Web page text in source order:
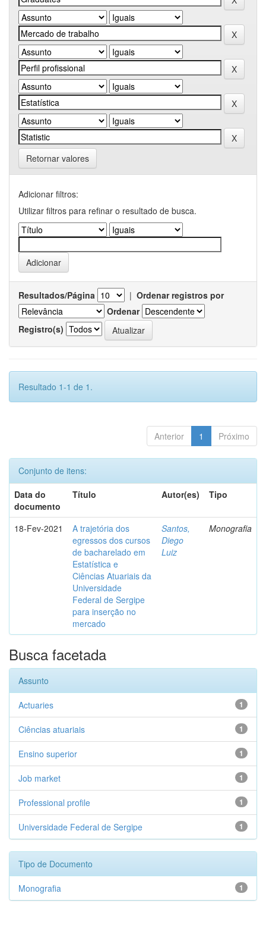
Retornar valores
Adicionar filtros:
Utilizar filtros para refinar o resultado de busca.
Resultados/Página | Ordenar registros por
Ordenar
Registro(s)
Resultado 1-1 de 1.
Anterior 1 Próximo
Conjunto de itens:
Data do
documento
Título Autor(es) Tipo
18-Fev-2021
A trajetória dos
egressos dos cursos
de bacharelado em
Estatística e
Ciências Atuariais da
Universidade
Federal de Sergipe
para inserção no
mercado
Santos,
Diego
Luiz
Monografia
Busca facetada
Assunto
1
Actuaries
1
Ciências atuariais
1
Ensino superior
1
Job market
1
Professional profile
1
Universidade Federal de Sergipe
Tipo de Documento
1
Monografia